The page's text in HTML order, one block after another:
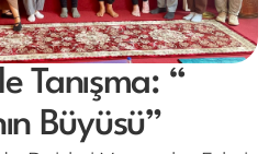
Tanışma: “
Büyüsü”